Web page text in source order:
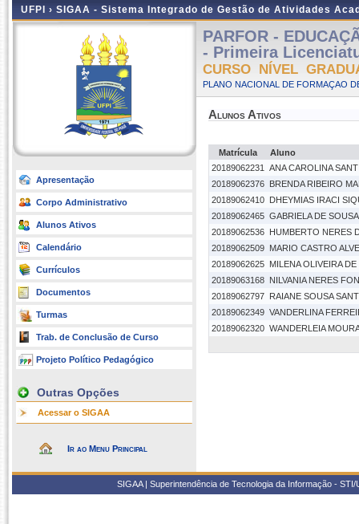
UFPI › SIGAA - Sistema Integrado de Gestão de Atividades
Apresentação
Corpo Administrativo
Alunos Ativos
Calendário
Currículos
Documentos
Turmas
Trab. de Conclusão de Curso
Projeto Político Pedagógico
Outras Opções
Acessar o SIGAA
Ir ao Menu Principal
PARFOR -
- Primeira
CURSO NÍVEL
PLANO NACIONAL DE FORMAÇAO
Alunos Ativos
Matrícula
Aluno
20189062231
ANA CAROLINA
20189062376 BRENDA RIBEIRO
20189062410 DHEYMIAS IRACI
20189062465 GABRIELA DE
20189062536 HUMBERTO NERES
20189062509 MARIO CASTRO
20189062625 MILENA OLIVEIRA
20189063168 NILVANIA NERES
20189062797 RAIANE SOUSA
20189062349 VANDERLINA
20189062320 WANDERLEIA
SIGAA | Superintendência de Tecnologia da Informação -